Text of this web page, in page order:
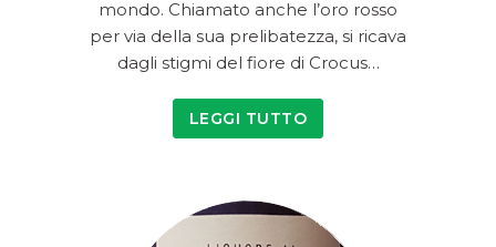
mondo. Chiamato anche l’oro rosso
per via della sua prelibatezza, si ricava
dagli stigmi del fiore di Crocus…
LEGGI TUTTO